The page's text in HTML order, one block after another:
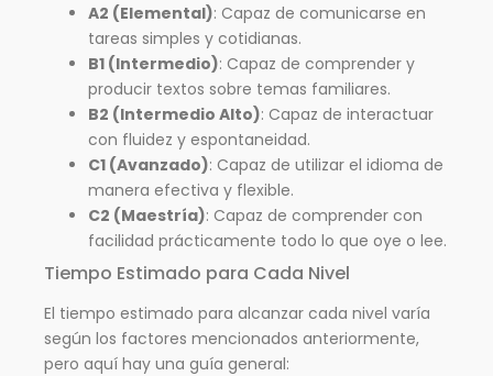
A2 (Elemental): Capaz de comunicarse en
tareas simples y cotidianas.
B1 (Intermedio): Capaz de comprender y
producir textos sobre temas familiares.
B2 (Intermedio Alto): Capaz de interactuar
con fluidez y espontaneidad.
C1 (Avanzado): Capaz de utilizar el idioma de
manera efectiva y flexible.
C2 (Maestría): Capaz de comprender con
facilidad prácticamente todo lo que oye o lee.
Tiempo Estimado para Cada Nivel
El tiempo estimado para alcanzar cada nivel varía
según los factores mencionados anteriormente,
pero aquí hay una guía general: